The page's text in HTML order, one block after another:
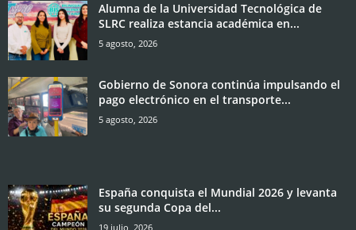
Alumna de la Universidad Tecnológica de
SLRC realiza estancia académica en...
5 agosto, 2026
Gobierno de Sonora continúa impulsando el
pago electrónico en el transporte...
5 agosto, 2026
España conquista el Mundial 2026 y levanta
su segunda Copa del...
19 julio, 2026